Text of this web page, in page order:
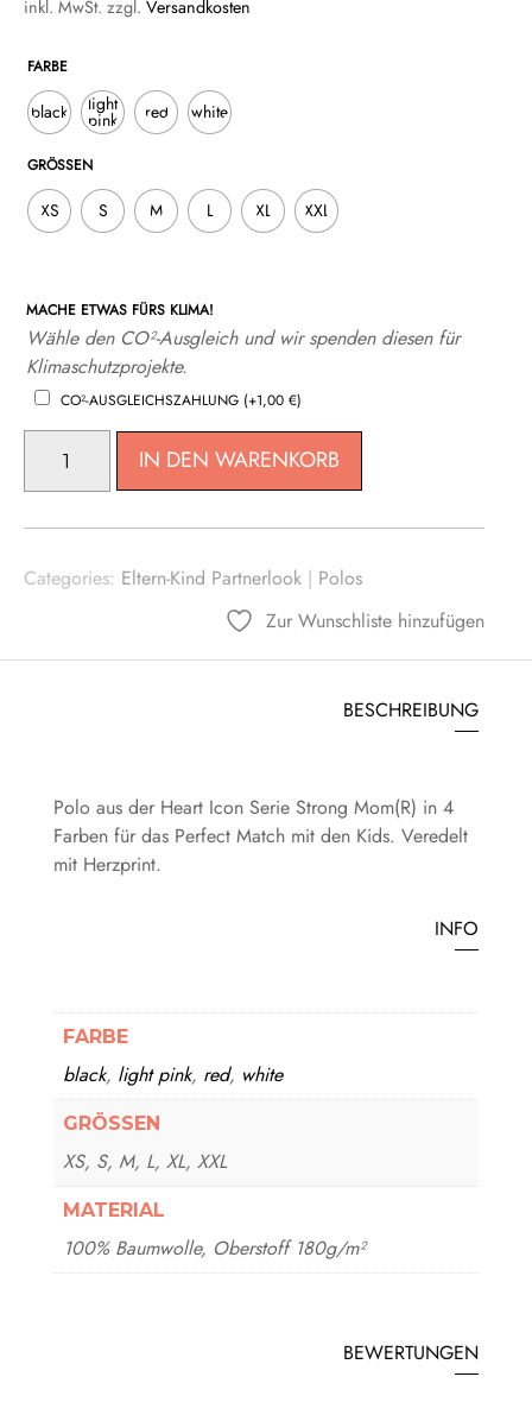
inkl. MwSt. zzgl. Versandkosten
FARBE
black light
pink red white
GRÖSSEN
XS S M L XL XXL
MACHE ETWAS FÜRS KLIMA!
Wähle den CO²-Ausgleich und wir spenden diesen für
Klimaschutzprojekte.
CO²-AUSGLEICHSZAHLUNG (+1,00 €)
POLO
IN DEN WARENKORB
Categories: Eltern-Kind Partnerlook | Polos
Zur Wunschliste hinzufügen
BESCHREIBUNG
Polo aus der Heart Icon Serie Strong Mom(R) in 4
Farben für das Perfect Match mit den Kids. Veredelt
mit Herzprint.
INFO
FARBE
black, light pink, red, white
GRÖSSEN
XS, S, M, L, XL, XXL
MATERIAL
100% Baumwolle, Oberstoff 180g/m²
BEWERTUNGEN